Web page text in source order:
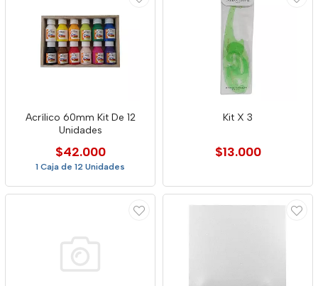
Acrílico 60mm Kit De 12
Unidades
$42.000
1 Caja de 12 Unidades
Kit X 3
$13.000